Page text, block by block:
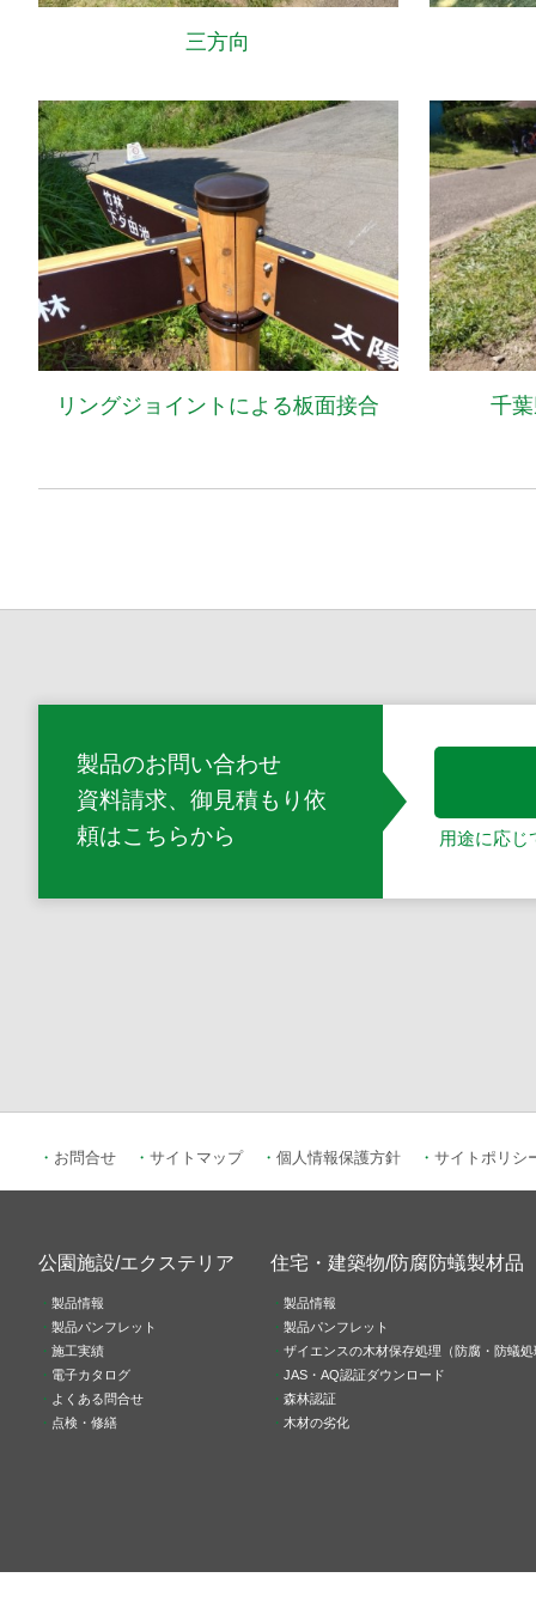
三方向
リングジョイントによる板面接合 千
製品のお問い合わせ
資料請求、御見積もり依
頼はこちらから 用途に応じ
お問合せ サイトマップ 個人情報保護方針 サイトポリシ
公園施設/エクステリア
製品情報
製品パンフレット
施工実績
電子カタログ
よくある問合せ
点検・修繕
住宅・建築物/防腐防蟻製材品
製品情報
製品パンフレット
ザイエンスの木材保存処理（防腐・防蟻処
JAS・AQ認証ダウンロード
森林認証
木材の劣化